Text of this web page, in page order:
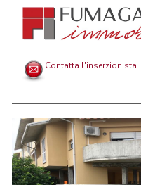
Contatta l'inserzionista